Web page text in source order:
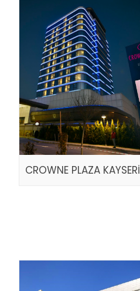
CROWNE PLAZA KAYSERİ